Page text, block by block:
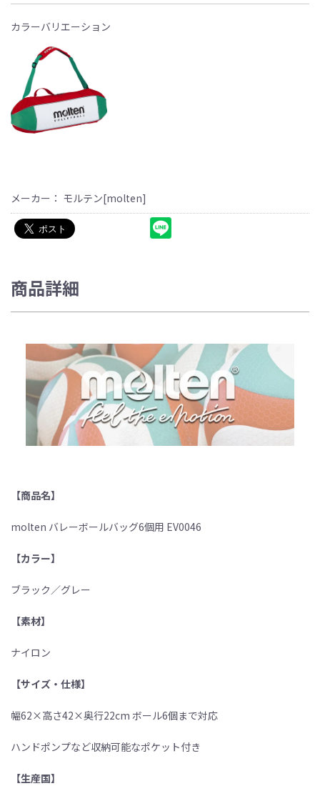
カラーバリエーション
メーカー： モルテン[molten]
商品詳細
【商品名】
molten バレーボールバッグ6個用 EV0046
【カラー】
ブラック／グレー
【素材】
ナイロン
【サイズ・仕様】
幅62×高さ42×奥行22cm ボール6個まで対応
ハンドポンプなど収納可能なポケット付き
【生産国】